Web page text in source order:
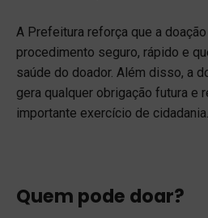
A Prefeitura reforça que a
procedimento seguro, rápido e
saúde do doador. Além disso, a
gera qualquer obrigação futura e
importante exercício de cidadania.
Quem pode doar?